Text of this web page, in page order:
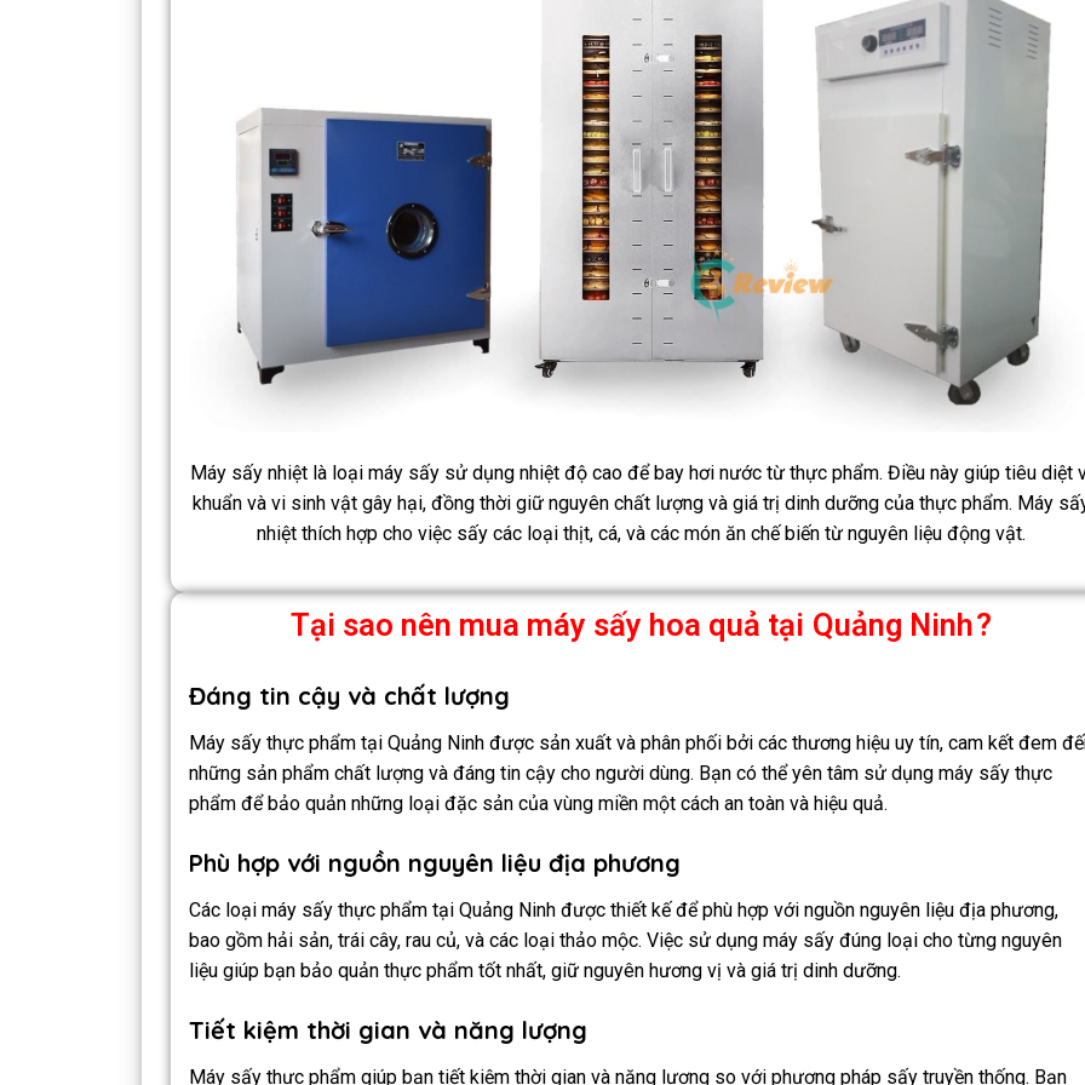
Máy sấy nhiệt là loại máy sấy sử dụng nhiệt độ cao để bay hơi nước từ thực phẩm. Điều này giúp tiêu diệt
khuẩn và vi sinh vật gây hại, đồng thời giữ nguyên chất lượng và giá trị dinh dưỡng của thực phẩm. Máy
nhiệt thích hợp cho việc sấy các loại thịt, cá, và các món ăn chế biến từ nguyên liệu động vật.
Tại sao nên mua máy sấy hoa quả tại Quảng Ninh?
Đáng tin cậy và chất lượng
Máy sấy thực phẩm tại Quảng Ninh được sản xuất và phân phối bởi các thương hiệu uy tín, cam kết đem
những sản phẩm chất lượng và đáng tin cậy cho người dùng. Bạn có thể yên tâm sử dụng máy sấy thực
phẩm để bảo quản những loại đặc sản của vùng miền một cách an toàn và hiệu quả.
Phù hợp với nguồn nguyên liệu địa phương
Các loại máy sấy thực phẩm tại Quảng Ninh được thiết kế để phù hợp với nguồn nguyên liệu địa phương,
bao gồm hải sản, trái cây, rau củ, và các loại thảo mộc. Việc sử dụng máy sấy đúng loại cho từng nguyên
liệu giúp bạn bảo quản thực phẩm tốt nhất, giữ nguyên hương vị và giá trị dinh dưỡng.
Tiết kiệm thời gian và năng lượng
Máy sấy thực phẩm giúp bạn tiết kiệm thời gian và năng lượng so với phương pháp sấy truyền thống. Bạn